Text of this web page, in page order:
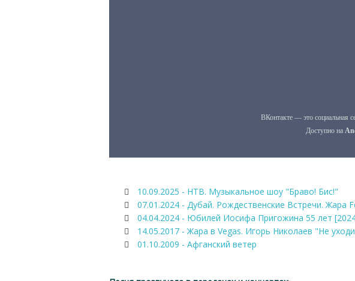
10.09.2025 - НТВ. Музыкальное шоу "Браво! Бис!"
07.01.2024 - Дубай. Рождественские Встречи. Жара
04.04.2024 - Юбилей Иосифа Пригожина 55 лет
14.05.2017 - Жара в Vegas. Игорь Николаев "Не
01.10.2009 - Афганский ветер